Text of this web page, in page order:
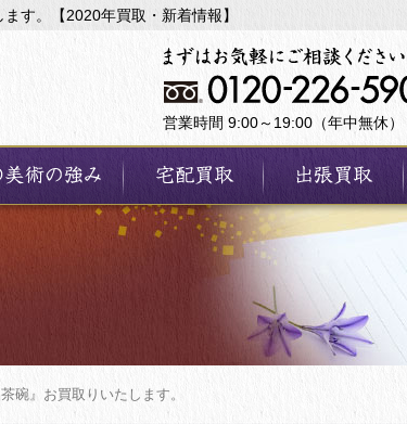
す。【2020年買取・新着情報】
営業時間 9:00～19:00（年中無休）
碗』お買取りいたします。